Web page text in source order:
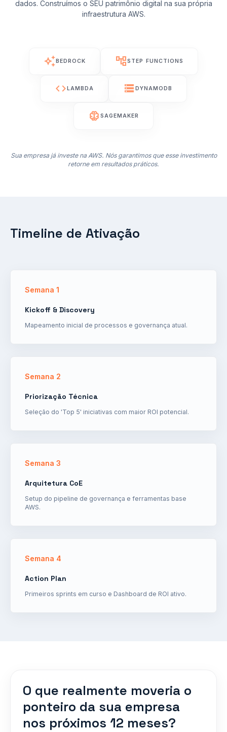
dados. Construímos o SEU patrimônio digital na sua própria
infraestrutura AWS.
auto_awesomeBEDROCK account_treeSTEP FUNCTIONS
codeLAMBDA storage DYNAMODB
neurology SAGEMAKER
Sua empresa já investe na AWS. Nós garantimos que esse investimento
retorne em resultados práticos.
Timeline de Ativação
Semana 1
Kickoff & Discovery
Mapeamento inicial de processos e governança atual.
Semana 2
Priorização Técnica
Seleção do 'Top 5' iniciativas com maior ROI potencial.
Semana 3
Arquitetura CoE
Setup do pipeline de governança e ferramentas base
AWS.
Semana 4
Action Plan
Primeiros sprints em curso e Dashboard de ROI ativo.
O que realmente moveria o
ponteiro da sua empresa
nos próximos 12 meses?